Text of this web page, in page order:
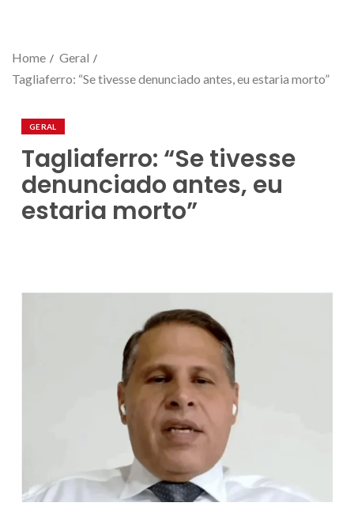
Home
Geral
Tagliaferro: “Se tivesse denunciado antes, eu estaria morto”
GERAL
Tagliaferro: “Se tivesse
denunciado antes, eu
estaria morto”